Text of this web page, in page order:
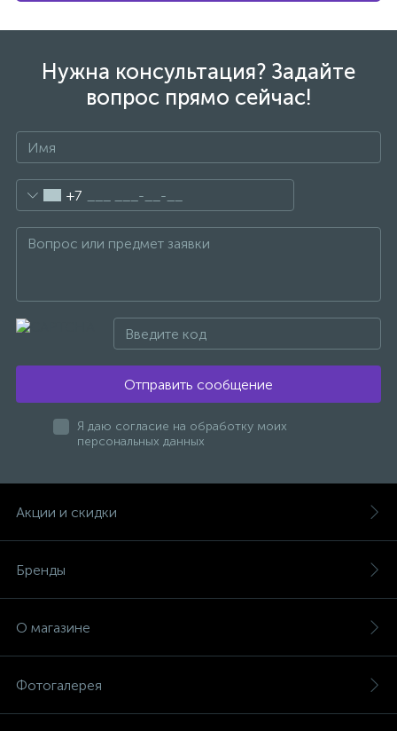
Нужна консультация? Задайте
вопрос прямо сейчас!
+7
Отправить сообщение
Я даю согласие на обработку моих
персональных данных
Акции и скидки
Бренды
О магазине
Фотогалерея